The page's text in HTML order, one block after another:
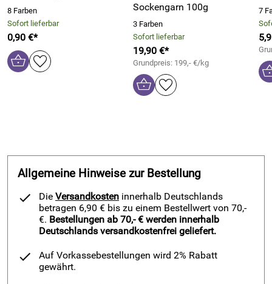
8 Farben
Sofort lieferbar
0,90 €*
Sockengarn 100g
3 Farben
Sofort lieferbar
19,90 €*
Grundpreis: 199,- €/kg
7
Allgemeine Hinweise zur Bestellung
Die Versandkosten innerhalb Deutschlands
betragen 6,90 € bis zu einem Bestellwert von 70,-
€. Bestellungen ab 70,- € werden innerhalb
Deutschlands versandkostenfrei geliefert.
Auf Vorkassebestellungen wird 2% Rabatt
gewährt.